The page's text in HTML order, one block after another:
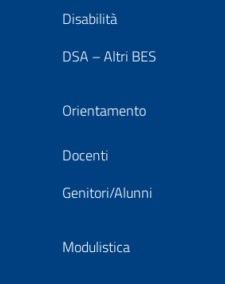
Disabilità
DSA – Altri BES
Orientamento
Docenti
Genitori/Alunni
Modulistica